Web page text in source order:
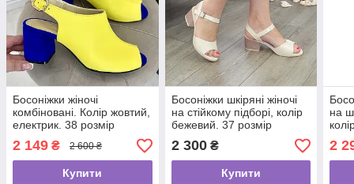
Босоніжки жіночі
комбіновані. Колір жовтий,
електрик. 38 розмір
2 149 ₴ 2 600 ₴
Купити
Босоніжки шкіряні жіночі
на стійкому підборі, колір
бежевий. 37 розмір
2 300₴
Купити
на
2